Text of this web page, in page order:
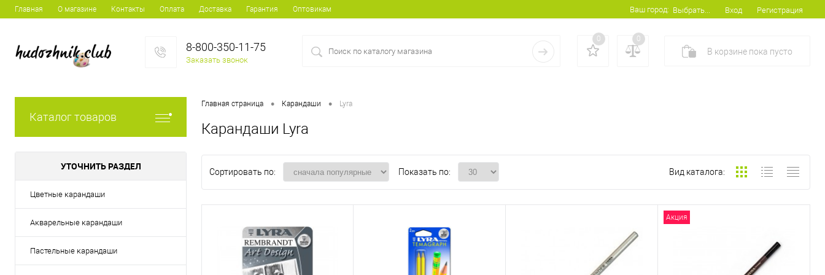
Главная О магазине Контакты Оплата Доставка Гарантия Оптовикам Ваш город: Выбрать... Вход Регистрация
8-800-350-11-75
Заказать звонок
0 0
В корзине пока пусто
Каталог товаров
УТОЧНИТЬ РАЗДЕЛ
Цветные карандаши
Акварельные карандаши
Пастельные карандаши
Главная страница • Карандаши • Lyra
Карандаши Lyra
Сортировать по: Показать по: Вид каталога:
Акция